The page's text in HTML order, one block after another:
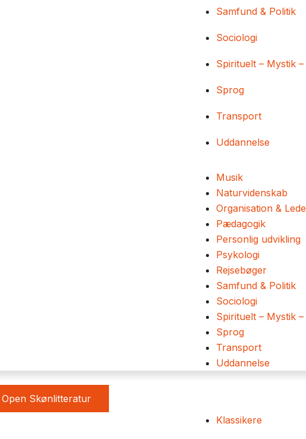
Samfund & Politik
Sociologi
Spirituelt – Mystik
Sprog
Transport
Uddannelse
Musik
Naturvidenskab
Organisation &
Pædagogik
Personlig udvikling
Psykologi
Rejsebøger
Samfund & Politik
Sociologi
Spirituelt – Mystik
Sprog
Transport
Uddannelse
Open Skønlitteratur
Klassikere